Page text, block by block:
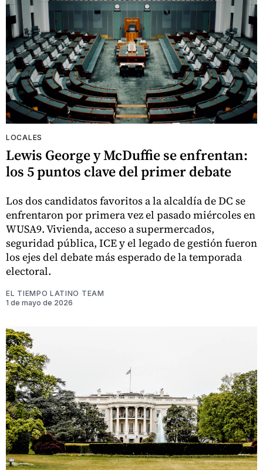
LOCALES
Lewis George y McDuffie se enfrentan:
los 5 puntos clave del primer debate
Los dos candidatos favoritos a la alcaldía de DC se
enfrentaron por primera vez el pasado miércoles en
WUSA9. Vivienda, acceso a supermercados,
seguridad pública, ICE y el legado de gestión fueron
los ejes del debate más esperado de la temporada
electoral.
EL TIEMPO LATINO TEAM
1 de mayo de 2026